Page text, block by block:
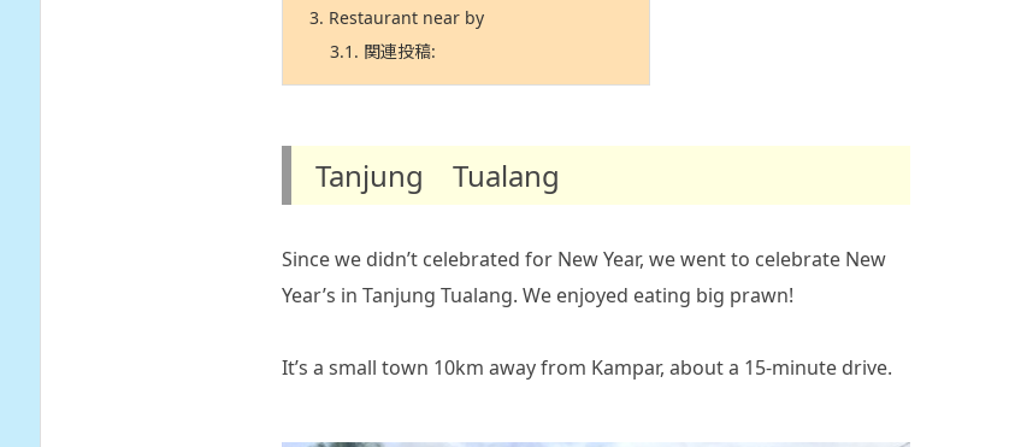
3. Restaurant near by
3.1. 関連投稿:
Tanjung Tualang
Since we didn’t celebrated for New Year, we went to celebrate New
Year’s in Tanjung Tualang. We enjoyed eating big prawn!
It’s a small town 10km away from Kampar, about a 15-minute drive.